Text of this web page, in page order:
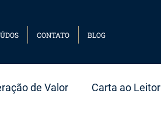
CONTATO BLOG
de Valor Carta ao Leitor